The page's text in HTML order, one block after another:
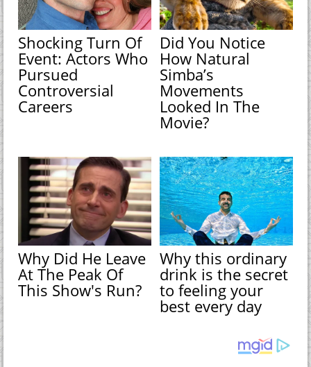
Shocking Turn Of
Event: Actors Who
Pursued
Controversial
Careers
Did You Notice
How Natural
Simba’s
Movements
Looked In The
Movie?
Why Did He Leave
At The Peak Of
This Show's Run?
Why this ordinary
drink is the secret
to feeling your
best every day